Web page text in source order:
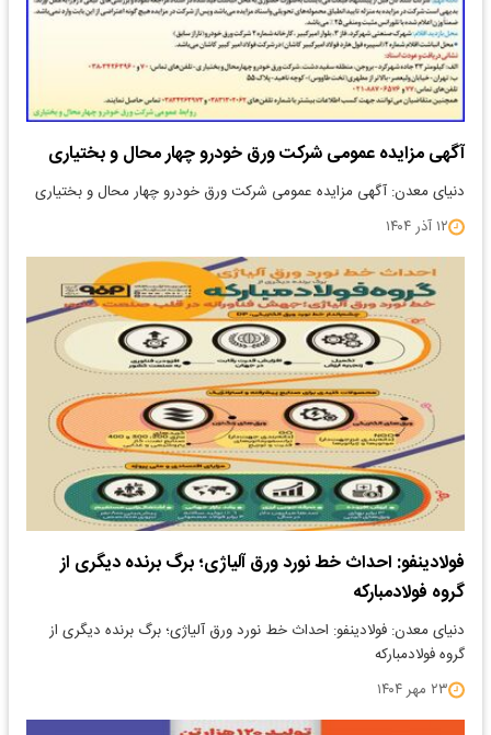
آگهی مزایده عمومی شرکت ورق خودرو چهار محال و بختیاری
دنیای معدن: آگهی مزایده عمومی شرکت ورق خودرو چهار محال و بختیاری
۱۲ آذر ۱۴۰۴
فولادینفو: احداث خط نورد ورق آلیاژی؛ برگ برنده دیگری از
گروه فولادمبارکه
دنیای معدن: فولادینفو: احداث خط نورد ورق آلیاژی؛ برگ برنده دیگری از
گروه فولادمبارکه
۲۳ مهر ۱۴۰۴